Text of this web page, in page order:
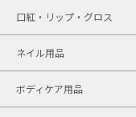
口紅・リップ・グロス
ネイル用品
ボディケア用品